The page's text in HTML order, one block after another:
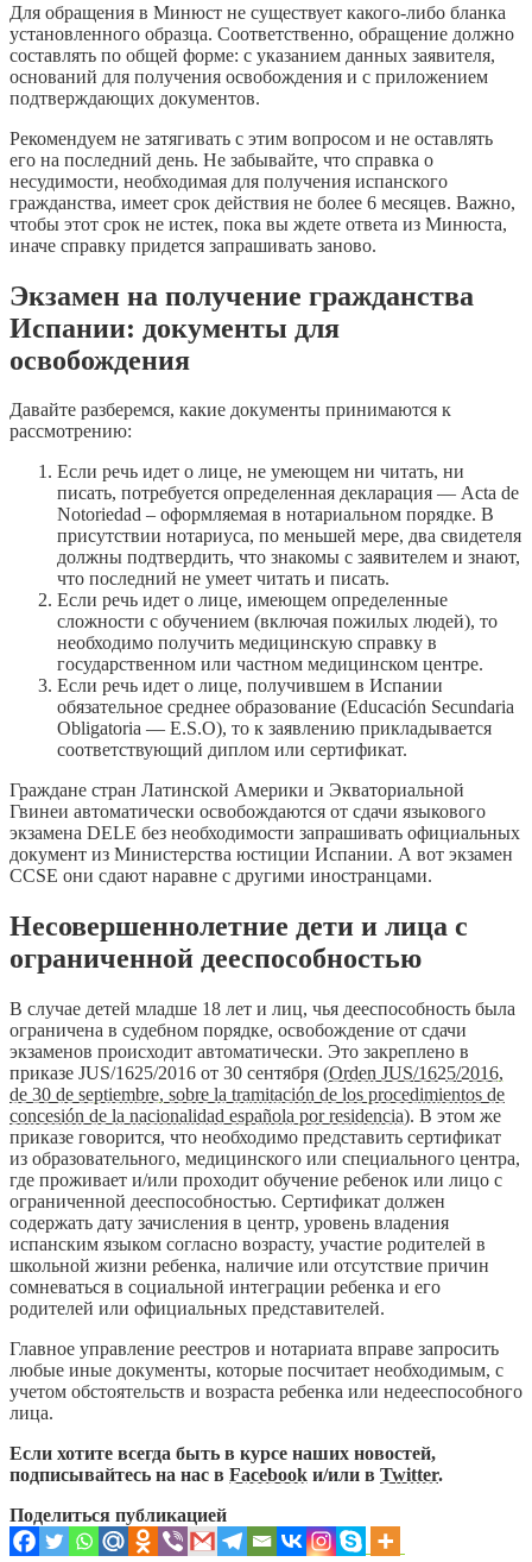
Для обращения в Минюст не существует какого-либо бланка
установленного образца. Соответственно, обращение должно
составлять по общей форме: с указанием данных заявителя,
оснований для получения освобождения и с приложением
подтверждающих документов.
Рекомендуем не затягивать с этим вопросом и не оставлять
его на последний день. Не забывайте, что справка о
несудимости, необходимая для получения испанского
гражданства, имеет срок действия не более 6 месяцев. Важно,
чтобы этот срок не истек, пока вы ждете ответа из Минюста,
иначе справку придется запрашивать заново.
Экзамен на получение гражданства
Испании: документы для
освобождения
Давайте разберемся, какие документы принимаются к
рассмотрению:
Если речь идет о лице, не умеющем ни читать, ни
писать, потребуется определенная декларация — Acta de
Notoriedad – оформляемая в нотариальном порядке. В
присутствии нотариуса, по меньшей мере, два свидетеля
должны подтвердить, что знакомы с заявителем и знают,
что последний не умеет читать и писать.
Если речь идет о лице, имеющем определенные
сложности с обучением (включая пожилых людей), то
необходимо получить медицинскую справку в
государственном или частном медицинском центре.
Если речь идет о лице, получившем в Испании
обязательное среднее образование (Educación Secundaria
Obligatoria — E.S.O), то к заявлению прикладывается
соответствующий диплом или сертификат.
Граждане стран Латинской Америки и Экваториальной
Гвинеи автоматически освобождаются от сдачи языкового
экзамена DELE без необходимости запрашивать официальных
документ из Министерства юстиции Испании. А вот экзамен
CCSE они сдают наравне с другими иностранцами.
Несовершеннолетние дети и лица с
ограниченной дееспособностью
В случае детей младше 18 лет и лиц, чья дееспособность была
ограничена в судебном порядке, освобождение от сдачи
экзаменов происходит автоматически. Это закреплено в
приказе JUS/1625/2016 от 30 сентября (Orden JUS/1625/2016,
de 30 de septiembre, sobre la tramitación de los procedimientos de
concesión de la nacionalidad española por residencia). В этом же
приказе говорится, что необходимо представить сертификат
из образовательного, медицинского или специального центра,
где проживает и/или проходит обучение ребенок или лицо с
ограниченной дееспособностью. Сертификат должен
содержать дату зачисления в центр, уровень владения
испанским языком согласно возрасту, участие родителей в
школьной жизни ребенка, наличие или отсутствие причин
сомневаться в социальной интеграции ребенка и его
родителей или официальных представителей.
Главное управление реестров и нотариата вправе запросить
любые иные документы, которые посчитает необходимым, с
учетом обстоятельств и возраста ребенка или недееспособного
лица.
Если хотите всегда быть в курсе наших новостей,
подписывайтесь на нас в Facebook и/или в Twitter.
Поделиться публикацией